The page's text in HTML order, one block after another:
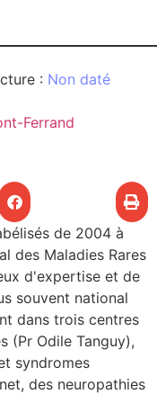
Non daté
Ferrand
de 2004 à
des Maladies Rares
d'expertise et de
souvent national
dans trois centres
(Pr Odile Tanguy),
syndromes
des neuropathies